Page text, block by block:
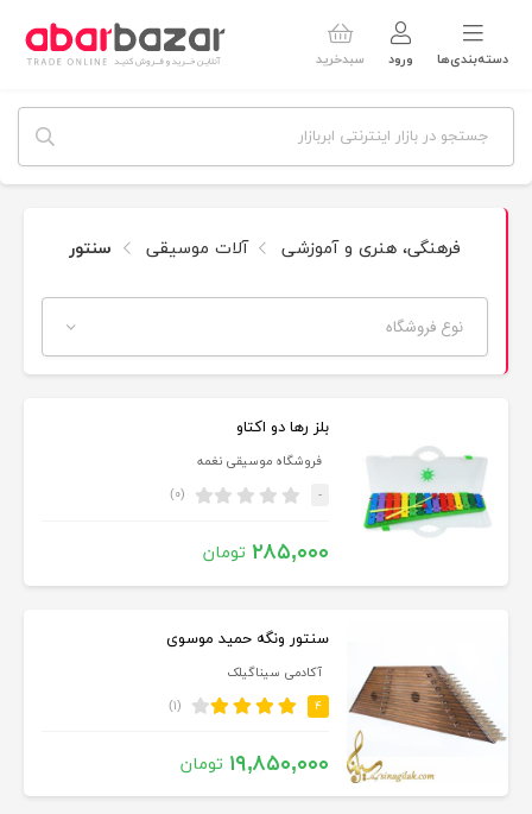
دسته‌بندی‌ها ورود سبدخرید
فرهنگی، هنری و آموزشی آلات موسیقی سنتور
نوع فروشگاه
بلز رها دو اکتاو
فروشگاه موسیقی نغمه
- (۰)
۲۸۵,۰۰۰ تومان
سنتور ونگه حمید موسوی
آکادمی سیناگیلک
۴ (۱)
۱۹,۸۵۰,۰۰۰ تومان